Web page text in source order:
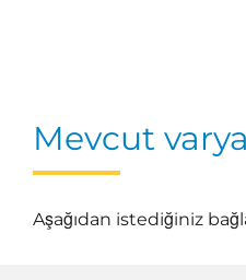
Mevcut
Aşağıdan istediğiniz